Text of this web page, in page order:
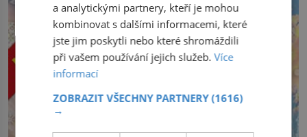
a analytickými partnery, kteří je mohou
kombinovat s dalšími informacemi, které
jste jim poskytli nebo které shromáždili
při vašem používání jejich služeb.Více
informací
ZOBRAZIT VŠECHNY PARTNERY(1616)
→